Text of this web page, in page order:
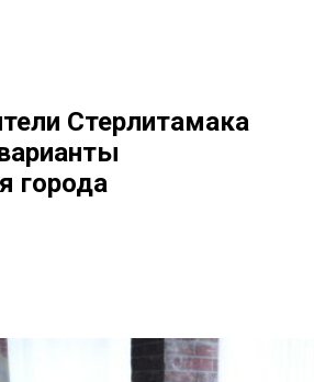
Стерлитамака
города